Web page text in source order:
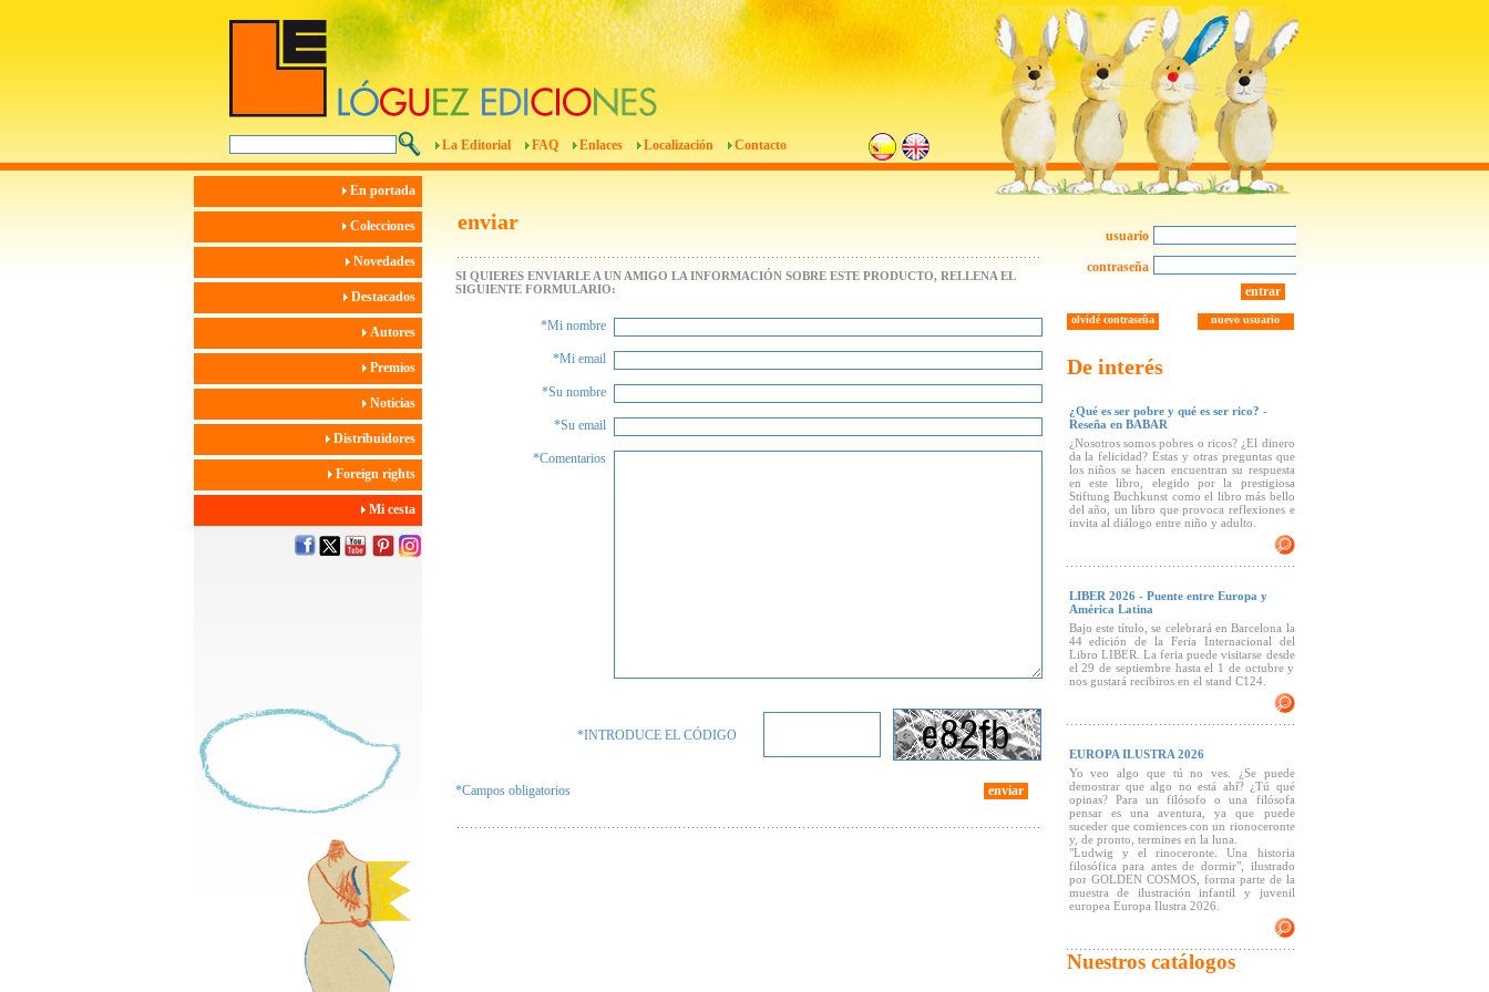
La Editorial FAQ Enlaces Localización Contacto
En portada
Colecciones
Novedades
Destacados
Autores
Premios
Noticias
Distribuidores
Foreign rights
Mi cesta
enviar
SI QUIERES ENVIARLE A UN AMIGO LA INFORMACIÓN SOBRE ESTE PRODUCTO, RELLENA EL
SIGUIENTE FORMULARIO:
*Mi nombre
*Mi email
*Su nombre
*Su email
*Comentarios
*INTRODUCE EL CÓDIGO
*Campos obligatorios enviar
usuario
contraseña
entrar
nuevo usuario
olvidé contraseña
De interés
¿Qué es ser pobre y qué es ser rico? -
Reseña en BABAR
¿Nosotros somos pobres o ricos? ¿El dinero
da la felicidad? Estas y otras preguntas que
los niños se hacen encuentran su respuesta
en este libro, elegido por la prestigiosa
Stiftung Buchkunst como el libro más bello
del año, un libro que provoca reflexiones e
invita al diálogo entre niño y adulto.
LIBER 2026 - Puente entre Europa y
América Latina
Bajo este título, se celebrará en Barcelona la
44 edición de la Feria Internacional del
Libro LIBER. La feria puede visitarse desde
el 29 de septiembre hasta el 1 de octubre y
nos gustará recibiros en el stand C124.
EUROPA ILUSTRA 2026
Yo veo algo que tú no ves. ¿Se puede
demostrar que algo no está ahí? ¿Tú qué
opinas? Para un filósofo o una filósofa
pensar es una aventura, ya que puede
suceder que comiences con un rionoceronte
y, de pronto, termines en la luna.
"Ludwig y el rinoceronte. Una historia
filosófica para antes de dormir", ilustrado
por GOLDEN COSMOS, forma parte de la
muestra de ilustración infantil y juvenil
europea Europa Ilustra 2026.
Nuestros catálogos